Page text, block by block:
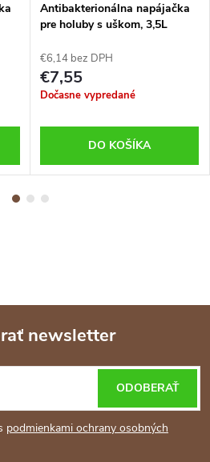
Antibakterionálna napájačka
pre holuby s uškom, 3,5L
€6,14 bez DPH
€7,55
Dočasne vypredané
DO KOŠÍKA
newsletter
podmienkami ochrany osobných
ODOBERAŤ